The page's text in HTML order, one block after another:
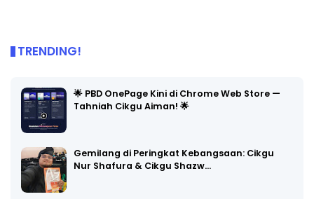
TRENDING!
🌟 PBD OnePage Kini di Chrome Web Store —
Tahniah Cikgu Aiman! 🌟
Gemilang di Peringkat Kebangsaan: Cikgu
Nur Shafura & Cikgu Shazw…